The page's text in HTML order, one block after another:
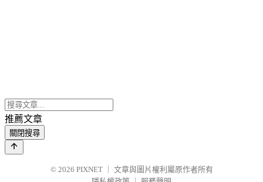
推薦文章
關閉搜尋
© 2026 PIXNET
文章與圖片權利屬原作者所有